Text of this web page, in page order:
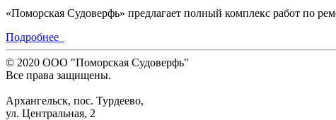
«Поморская Судоверфь» предлагает полный комплекс работ по
Подробнее
© 2020 ООО "Поморская Cудоверфь"
Все права защищены.
Архангельск, пос. Турдеево,
ул. Центральная, 2